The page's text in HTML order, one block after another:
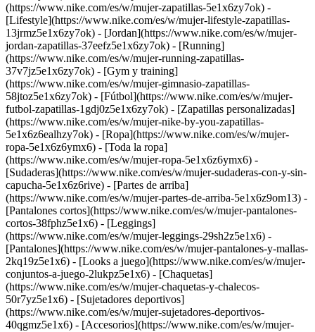
(https://www.nike.com/es/w/mujer-zapatillas-5e1x6zy7ok) -
[Lifestyle](https://www.nike.com/es/w/mujer-lifestyle-zapatillas-
13jrmz5e1x6zy7ok) - [Jordan](https://www.nike.com/es/w/mujer-
jordan-zapatillas-37eefz5e1x6zy7ok) - [Running]
(https://www.nike.com/es/w/mujer-running-zapatillas-
37v7jz5e1x6zy7ok) - [Gym y training]
(https://www.nike.com/es/w/mujer-gimnasio-zapatillas-
58jtoz5e1x6zy7ok) - [Fútbol](https://www.nike.com/es/w/mujer-
futbol-zapatillas-1gdj0z5e1x6zy7ok) - [Zapatillas personalizadas]
(https://www.nike.com/es/w/mujer-nike-by-you-zapatillas-
5e1x6z6ealhzy7ok) - [Ropa](https://www.nike.com/es/w/mujer-
ropa-5e1x6z6ymx6) - [Toda la ropa]
(https://www.nike.com/es/w/mujer-ropa-5e1x6z6ymx6) -
[Sudaderas](https://www.nike.com/es/w/mujer-sudaderas-con-y-sin-
capucha-5e1x6z6rive) - [Partes de arriba]
(https://www.nike.com/es/w/mujer-partes-de-arriba-5e1x6z9om13) -
[Pantalones cortos](https://www.nike.com/es/w/mujer-pantalones-
cortos-38fphz5e1x6) - [Leggings]
(https://www.nike.com/es/w/mujer-leggings-29sh2z5e1x6) -
[Pantalones](https://www.nike.com/es/w/mujer-pantalones-y-mallas-
2kq19z5e1x6) - [Looks a juego](https://www.nike.com/es/w/mujer-
conjuntos-a-juego-2lukpz5e1x6) - [Chaquetas]
(https://www.nike.com/es/w/mujer-chaquetas-y-chalecos-
50r7yz5e1x6) - [Sujetadores deportivos]
(https://www.nike.com/es/w/mujer-sujetadores-deportivos-
40qgmz5e1x6) - [Accesorios](https://www.nike.com/es/w/mujer-